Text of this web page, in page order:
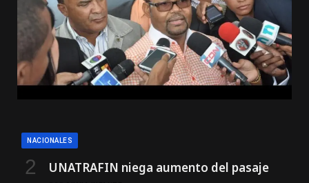
NACIONALES
UNATRAFIN niega aumento del pasaje